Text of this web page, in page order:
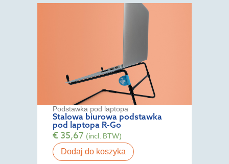
Podstawka pod laptopa
Stalowa biurowa podstawka
pod laptopa R-Go
€35,67 (incl. BTW)
Dodaj do koszyka